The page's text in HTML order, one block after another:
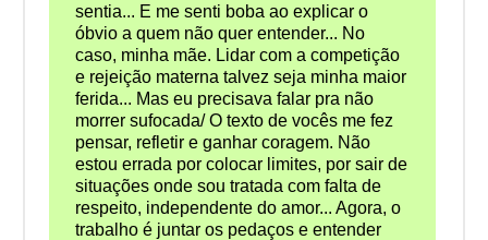
sentia... E me senti boba ao explicar o
óbvio a quem não quer entender... No
caso, minha mãe. Lidar com a competição
e rejeição materna talvez seja minha maior
ferida... Mas eu precisava falar pra não
morrer sufocada/ O texto de vocês me fez
pensar, refletir e ganhar coragem. Não
estou errada por colocar limites, por sair de
situações onde sou tratada com falta de
respeito, independente do amor... Agora, o
trabalho é juntar os pedaços e entender